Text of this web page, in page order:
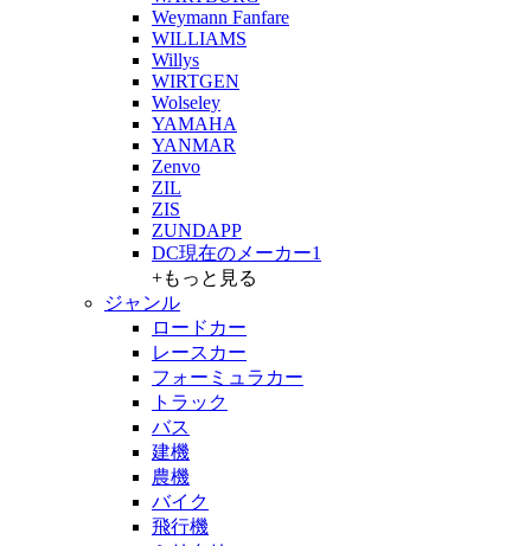
Weymann Fanfare
WILLIAMS
Willys
WIRTGEN
Wolseley
YAMAHA
YANMAR
Zenvo
ZIL
ZIS
ZUNDAPP
DC現在のメーカー1
+もっと見る
ジャンル
ロードカー
レースカー
フォーミュラカー
トラック
バス
建機
農機
バイク
飛行機